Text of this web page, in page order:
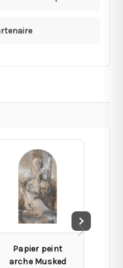
Papier peint
arche Musked